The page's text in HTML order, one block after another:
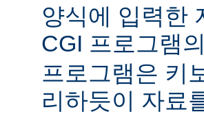
양식에 입력한
CGI 프로그램의
프로그램은 키
리하듯이 자료